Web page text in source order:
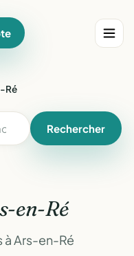
Ré
Rechercher
en-Ré
Ars-en-Ré